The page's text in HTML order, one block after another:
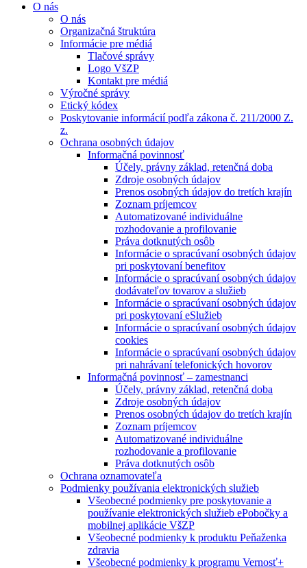
O nás
O nás
Organizačná štruktúra
Informácie pre médiá
Tlačové správy
Logo VšZP
Kontakt pre médiá
Výročné správy
Etický kódex
Poskytovanie informácií podľa zákona č. 211/2000 Z.
z.
Ochrana osobných údajov
Informačná povinnosť
Účely, právny základ, retenčná doba
Zdroje osobných údajov
Prenos osobných údajov do tretích krajín
Zoznam príjemcov
Automatizované individuálne
rozhodovanie a profilovanie
Práva dotknutých osôb
Informácie o spracúvaní osobných údajov
pri poskytovaní benefitov
Informácie o spracúvaní osobných údajov
dodávateľov tovarov a služieb
Informácie o spracúvaní osobných údajov
pri poskytovaní eSlužieb
Informácie o spracúvaní osobných údajov
cookies
Informácie o spracúvaní osobných údajov
pri nahrávaní telefonických hovorov
Informačná povinnosť – zamestnanci
Účely, právny základ, retenčná doba
Zdroje osobných údajov
Prenos osobných údajov do tretích krajín
Zoznam príjemcov
Automatizované individuálne
rozhodovanie a profilovanie
Práva dotknutých osôb
Ochrana oznamovateľa
Podmienky používania elektronických služieb
Všeobecné podmienky pre poskytovanie a
používanie elektronických služieb ePobočky a
mobilnej aplikácie VšZP
Všeobecné podmienky k produktu Peňaženka
zdravia
Všeobecné podmienky k programu Vernosť+